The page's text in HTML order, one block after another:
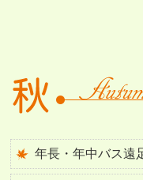
年長・年中バス遠